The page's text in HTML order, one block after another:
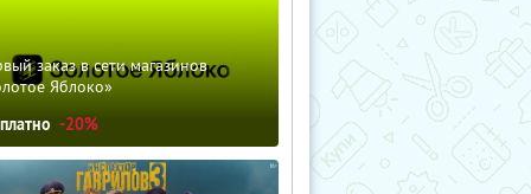
заказ в сети магазинов
Яблоко»
-20%